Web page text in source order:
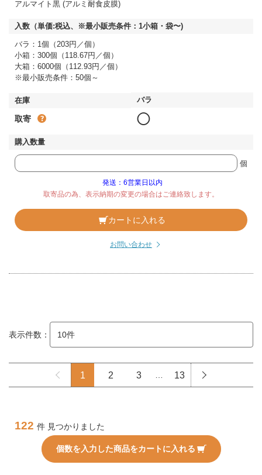
アルマイト黒 (アルミ耐食皮膜)
バラ：1個（203円／個）
小箱：300個（118.67円／個）
大箱：6000個（112.93円／個）
※最小販売条件：50個～
取寄 ◯
個
発送：6営業日以内
取寄品の為、表示納期の変更の場合はご連絡致します。
カートに入れる
お問い合わせ
表示件数：
1 2 3 13
122 件 見つかりました
個数を入力した商品をカートに入れる